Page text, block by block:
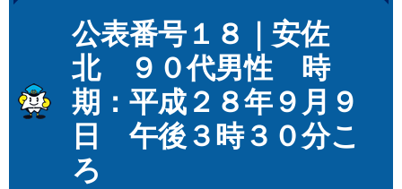
へ
公表番号１８｜安佐
北 ９０代男性 時
期：平成２８年９月９
日 午後３時３０分こ
ろ